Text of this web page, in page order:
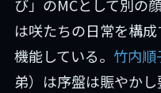
び」のMCとして別の
は咲たちの日常を構
機能している。 竹内順
弟）は序盤は賑やか